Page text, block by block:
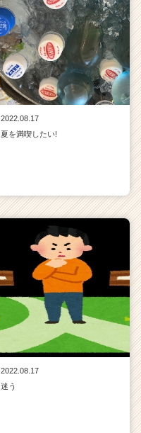
2022.08.17
夏を満喫したい!
2022.08.17
迷う